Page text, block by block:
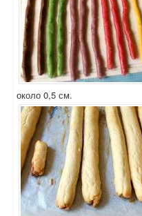
около 0,5 см.